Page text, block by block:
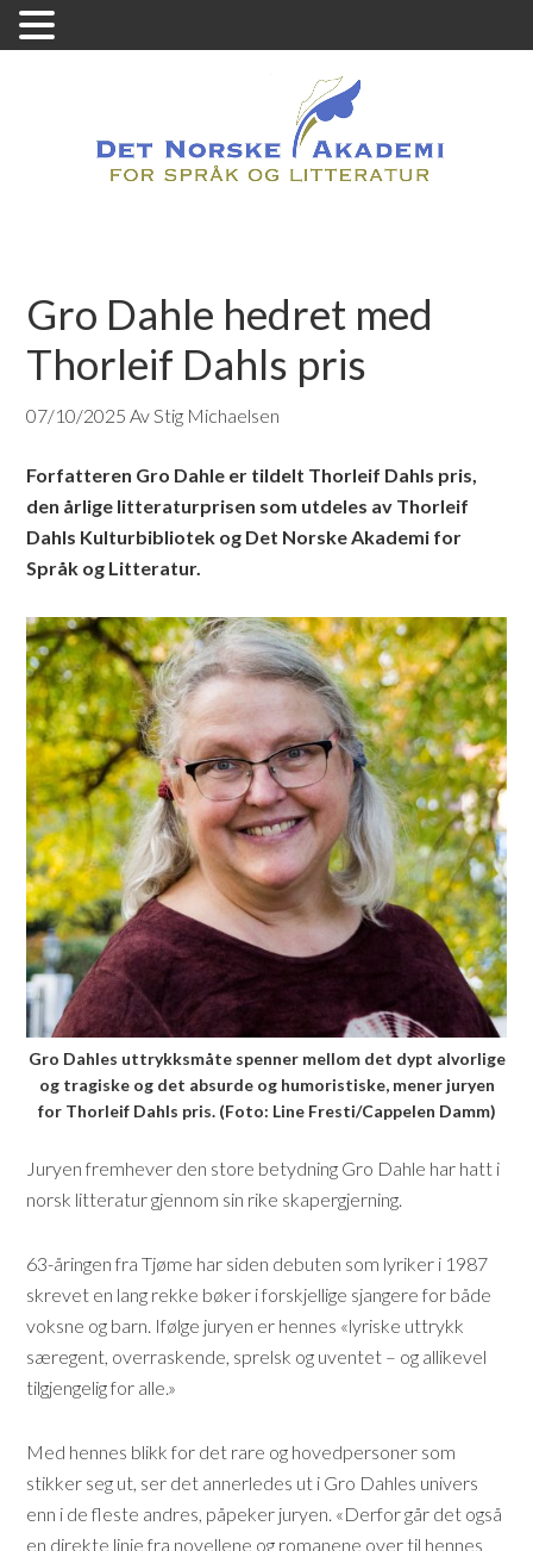
Gro Dahle hedret med
Thorleif Dahls pris
07/10/2025 Av Stig Michaelsen
Forfatteren Gro Dahle er tildelt Thorleif Dahls pris,
den årlige litteraturprisen som utdeles av Thorleif
Dahls Kulturbibliotek og Det Norske Akademi for
Språk og Litteratur.
Gro Dahles uttrykksmåte spenner mellom det dypt alvorlige
og tragiske og det absurde og humoristiske, mener juryen
for Thorleif Dahls pris. (Foto: Line Fresti/Cappelen Damm)
Juryen fremhever den store betydning Gro Dahle har hatt i
norsk litteratur gjennom sin rike skapergjerning.
63-åringen fra Tjøme har siden debuten som lyriker i 1987
skrevet en lang rekke bøker i forskjellige sjangere for både
voksne og barn. Ifølge juryen er hennes «lyriske uttrykk
særegent, overraskende, sprelsk og uventet – og allikevel
tilgjengelig for alle.»
Med hennes blikk for det rare og hovedpersoner som
stikker seg ut, ser det annerledes ut i Gro Dahles univers
enn i de fleste andres, påpeker juryen. «Derfor går det også
en direkte linje fra novellene og romanene over til hennes